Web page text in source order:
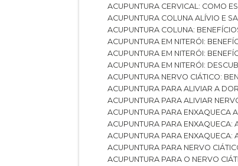
ACUPUNTURA CERVICAL: COMO
ACUPUNTURA COLUNA ALÍVIO E
ACUPUNTURA COLUNA:
ACUPUNTURA EM NITERÓI:
ACUPUNTURA EM NITERÓI:
ACUPUNTURA EM NITERÓI:
ACUPUNTURA NERVO CIÁTICO:
ACUPUNTURA PARA ALIVIAR A
ACUPUNTURA PARA ALIVIAR
ACUPUNTURA PARA
ACUPUNTURA PARA
ACUPUNTURA PARA ENXAQUECA:
ACUPUNTURA PARA NERVO
ACUPUNTURA PARA O NERVO